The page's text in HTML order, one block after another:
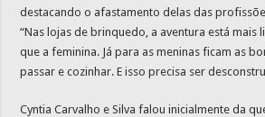
destacando o afastamento delas das
“Nas lojas de brinquedo, a aventura está mais
que a feminina. Já para as meninas ficam as
passar e cozinhar. E isso precisa ser
Cyntia Carvalho e Silva falou inicialmente da